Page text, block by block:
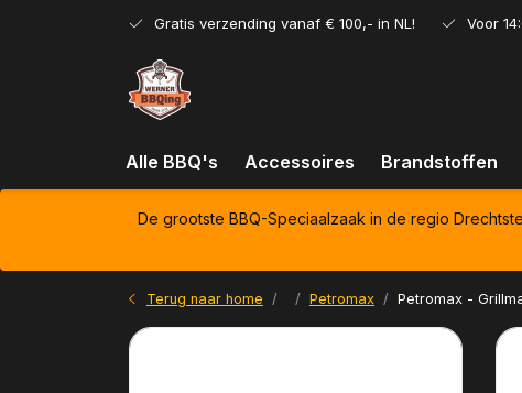
Gratis verzending vanaf € 100,- in NL! Voor
Alle BBQ's Accessoires Brandstoffen
De grootste BBQ-Speciaalzaak in de regio
Terug naar home Petromax Petromax -